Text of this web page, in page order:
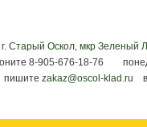
г. Старый Оскол, мкр Зеленый
8-905-676-18-76
пишитеzakaz@oscol-klad.ru